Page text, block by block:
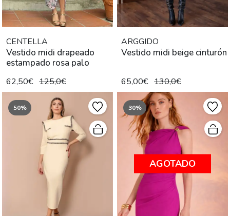
CENTELLA
Vestido midi drapeado
estampado rosa palo
62,50€ 125,0€
ARGGIDO
Vestido midi beige cinturón
65,00€ 130,0€
50% 30%
AGOTADO